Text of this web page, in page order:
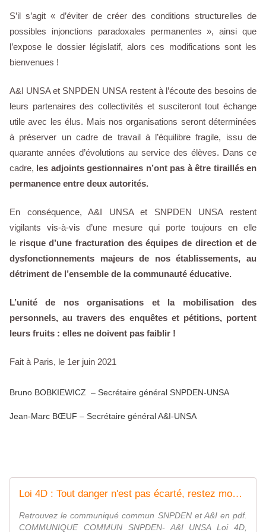
S’il s’agit « d’éviter de créer des conditions structurelles de
possibles injonctions paradoxales permanentes », ainsi que
l’expose le dossier législatif, alors ces modifications sont les
bienvenues !
A&I UNSA et SNPDEN UNSA restent à l’écoute des besoins de
leurs partenaires des collectivités et susciteront tout échange
utile avec les élus. Mais nos organisations seront déterminées
à préserver un cadre de travail à l’équilibre fragile, issu de
quarante années d’évolutions au service des élèves. Dans ce
cadre, les adjoints gestionnaires n’ont pas à être tiraillés en
permanence entre deux autorités.
En conséquence, A&I UNSA et SNPDEN UNSA restent
vigilants vis-à-vis d’une mesure qui porte toujours en elle
le risque d’une fracturation des équipes de direction et de
dysfonctionnements majeurs de nos établissements, au
détriment de l’ensemble de la communauté éducative.
L’unité de nos organisations et la mobilisation des
personnels, au travers des enquêtes et pétitions, portent
leurs fruits : elles ne doivent pas faiblir !
Fait à Paris, le 1er juin 2021
Bruno BOBKIEWICZ – Secrétaire général SNPDEN-UNSA
Jean-Marc BŒUF – Secrétaire général A&I-UNSA
Loi 4D : Tout danger n'est pas écarté, restez mobilisé.es - A&I UNSA
Retrouvez le communiqué commun SNPDEN et A&I en pdf.
COMMUNIQUE COMMUN SNPDEN- A&I UNSA Loi 4D,